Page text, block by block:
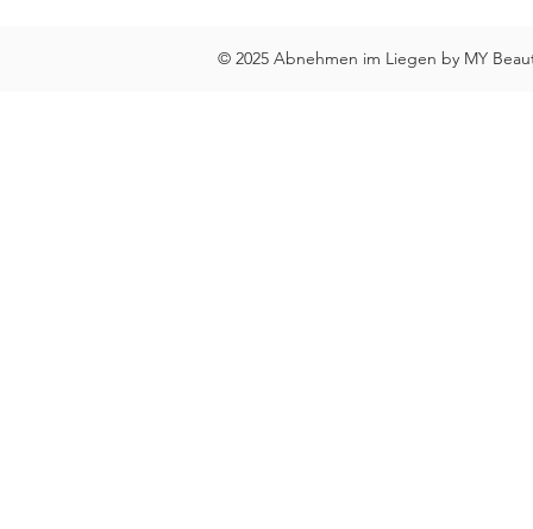
© 2025 Abnehmen im Liegen by MY